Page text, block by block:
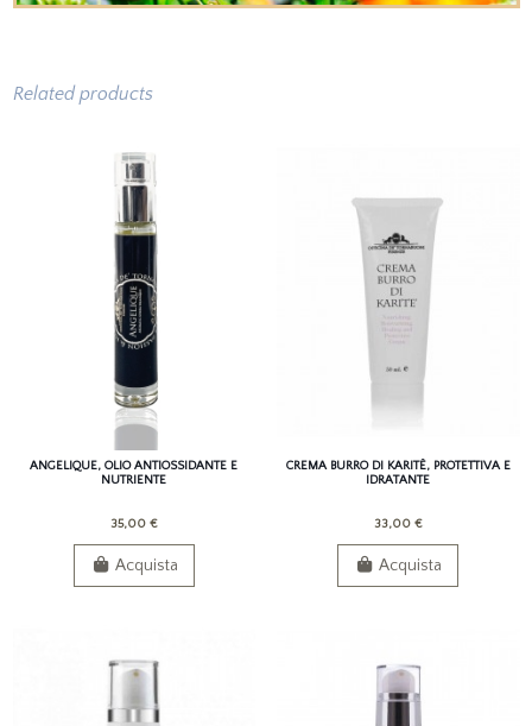
Related products
ANGELIQUE, OLIO ANTIOSSIDANTE E
NUTRIENTE
35,00 €
Acquista
CREMA BURRO DI KARITÈ, PROTETTIVA E
IDRATANTE
33,00 €
Acquista